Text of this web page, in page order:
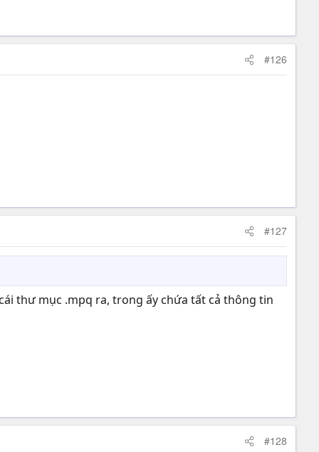
#126
#127
thư mục .mpq ra, trong ấy chứa tất cả thông tin
#128